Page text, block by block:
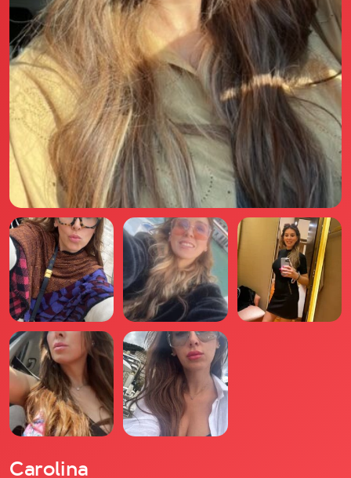
Love Notebook
Il libro Donna di Cuori
Quanto costa Club di Più
Love Academy
Domande Frequenti
Impegno Sociale
Le nostre sedi
Facebook
YouTube
Instagram
TikTok
Carolina